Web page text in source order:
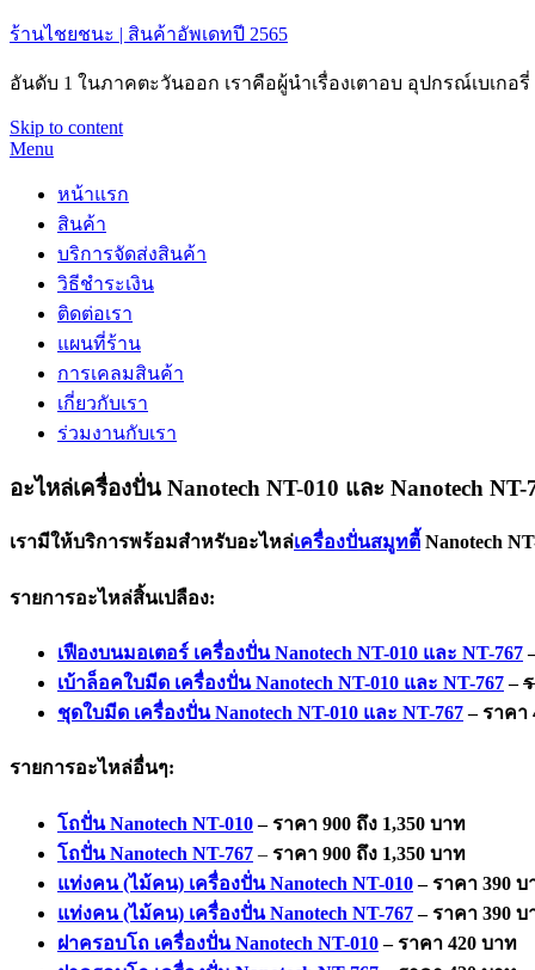
ร้านไชยชนะ | สินค้าอัพเดทปี 2565
อันดับ 1 ในภาคตะวันออก เราคือผู้นำเรื่องเตาอบ อุปกรณ์เบเก
Skip to content
Menu
หน้าแรก
สินค้า
บริการจัดส่งสินค้า
วิธีชำระเงิน
ติดต่อเรา
แผนที่ร้าน
การเคลมสินค้า
เกี่ยวกับเรา
ร่วมงานกับเรา
อะไหล่เครื่องปั่น Nanotech NT-010 และ Nanotech NT-
เรามีให้บริการพร้อมสำหรับอะไหล่เครื่องปั่นสมูทตี้ Nanotech
รายการอะไหล่สิ้นเปลือง:
เฟืองบนมอเตอร์ เครื่องปั่น Nanotech NT-010 และ NT-767
เบ้าล็อคใบมีด เครื่องปั่น Nanotech NT-010 และ NT-767 –
ชุดใบมีด เครื่องปั่น Nanotech NT-010 และ NT-767 – ราคา
รายการอะไหล่อื่นๆ:
โถปั่น Nanotech NT-010 – ราคา 900 ถึง 1,350 บาท
โถปั่น Nanotech NT-767 – ราคา 900 ถึง 1,350 บาท
แท่งคน (ไม้คน) เครื่องปั่น Nanotech NT-010– ราคา 390 บ
แท่งคน (ไม้คน) เครื่องปั่น Nanotech NT-767– ราคา 390 บ
ฝาครอบโถ เครื่องปั่น Nanotech NT-010– ราคา 420 บาท